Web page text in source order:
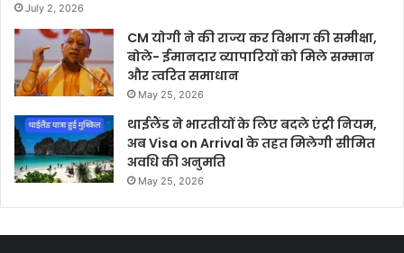
July 2, 2026
CM योगी ने की राज्य कर विभाग की समीक्षा,
बोले- ईमानदार व्यापारियों को मिले सम्मान
और त्वरित समाधान
May 25, 2026
थाईलैंड ने भारतीयों के लिए बदले एंट्री नियम,
अब Visa on Arrival के तहत मिलेगी सीमित
अवधि की अनुमति
May 25, 2026